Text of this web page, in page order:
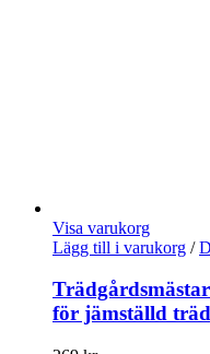
Visa varukorg
Lägg till i varukorg /
för jämställd